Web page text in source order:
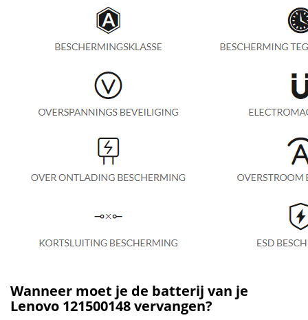
Wanneer moet je de batterij van je
Lenovo 121500148 vervangen?